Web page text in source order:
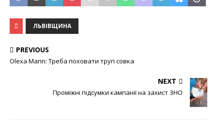
ЛЬВІВЩИНА
PREVIOUS
Olexa Mann: Треба поховати труп совка
NEXT
Проміжні підсумки кампанії на захист ЗНО